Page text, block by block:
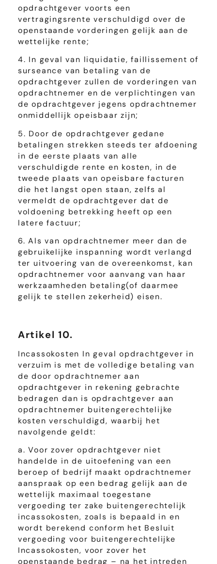
opdrachtgever voorts een
vertragingsrente verschuldigd over de
openstaande vorderingen gelijk aan de
wettelijke rente;
4. In geval van liquidatie, faillissement of
surseance van betaling van de
opdrachtgever zullen de vorderingen van
opdrachtnemer en de verplichtingen van
de opdrachtgever jegens opdrachtnemer
onmiddellijk opeisbaar zijn;
5. Door de opdrachtgever gedane
betalingen strekken steeds ter afdoening
in de eerste plaats van alle
verschuldigde rente en kosten, in de
tweede plaats van opeisbare facturen
die het langst open staan, zelfs al
vermeldt de opdrachtgever dat de
voldoening betrekking heeft op een
latere factuur;
6. Als van opdrachtnemer meer dan de
gebruikelijke inspanning wordt verlangd
ter uitvoering van de overeenkomst, kan
opdrachtnemer voor aanvang van haar
werkzaamheden betaling(of daarmee
gelijk te stellen zekerheid) eisen.
Artikel 10.
Incassokosten In geval opdrachtgever in
verzuim is met de volledige betaling van
de door opdrachtnemer aan
opdrachtgever in rekening gebrachte
bedragen dan is opdrachtgever aan
opdrachtnemer buitengerechtelijke
kosten verschuldigd, waarbij het
navolgende geldt:
a. Voor zover opdrachtgever niet
handelde in de uitoefening van een
beroep of bedrijf maakt opdrachtnemer
aanspraak op een bedrag gelijk aan de
wettelijk maximaal toegestane
vergoeding ter zake buitengerechtelijk
incassokosten, zoals is bepaald in en
wordt berekend conform het Besluit
vergoeding voor buitengerechtelijke
Incassokosten, voor zover het
openstaande bedrag – na het intreden